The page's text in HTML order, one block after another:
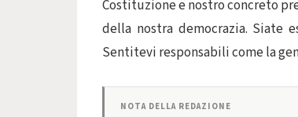
Costituzione e nostro concreto
della nostra democrazia. Siate
Sentitevi responsabili come la
NOTA DELLA REDAZIONE